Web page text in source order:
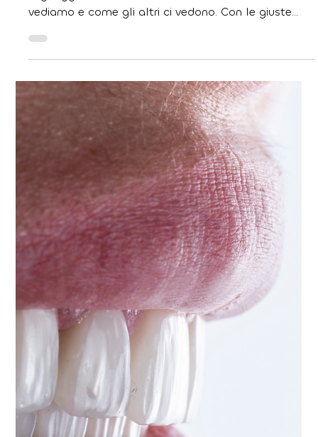
28 set 2025 Tempo di lettura: 2 min
Il ruolo del sorriso nella vita
quotidiana: più sicurezza, più
opportunità!
Il sorriso è molto più di un dettaglio estetico: è un
linguaggio universale che influenza il modo in cui ci
vediamo e come gli altri ci vedono. Con le giuste
cure, la tecnologia più avanzata e un team che
mette te al centro, ogni giorno può essere quello
giusto per iniziare un cambiamento che ti
accompagnerà per tutta la vita.